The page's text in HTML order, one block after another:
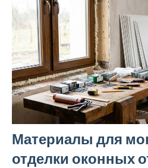
Материалы для
отделки оконных